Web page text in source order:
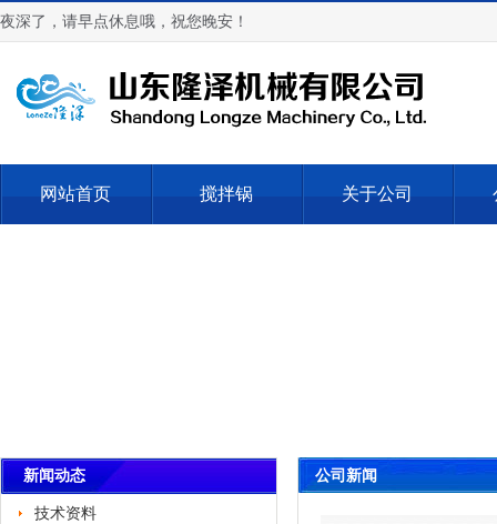
夜深了，请早点休息哦，祝您晚安！
网站首页 搅拌锅 关于公司
新闻动态
技术资料
公司新闻